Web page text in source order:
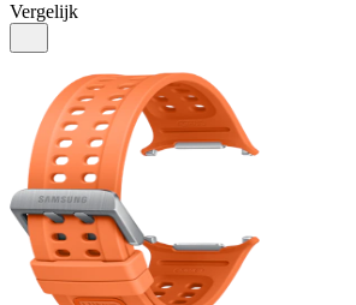
Vergelijk